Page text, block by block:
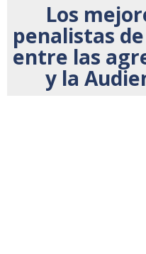
Los
penalistas
entre las
y la